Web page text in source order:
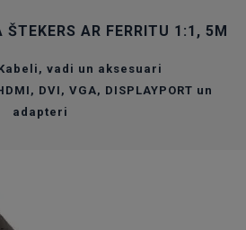
ŠTEKERS AR FERRITU 1:1, 5M
vadi un aksesuari
DVI, VGA, DISPLAYPORT un
adapteri